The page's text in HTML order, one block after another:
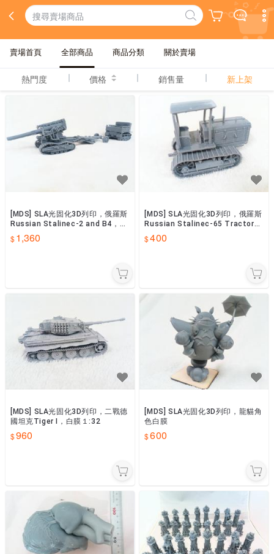
賣場首頁 全部商品 商品分類 關於賣場
熱門度 價格 銷售量 新上架
[MDS] SLA光固化3D列印，俄羅斯
Russian Stalinec-2 and B4，白
膜１:32
1,360
[MDS] SLA光固化3D列印，俄羅斯
Russian Stalinec-65 Tractor，
白膜１:32
400
[MDS] SLA光固化3D列印，二戰德
國坦克Tiger I，白膜１:32
960
[MDS] SLA光固化3D列印，龍貓角
色白膜
600